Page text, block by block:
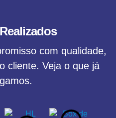
com qualidade,
cliente. Veja o que já